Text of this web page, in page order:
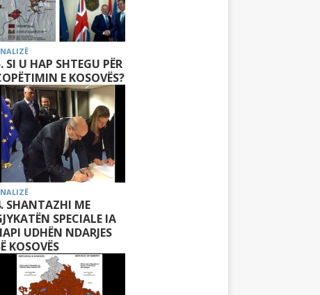
SI U HAP SHTEGU PËR
E KOSOVËS?
SHANTAZHI ME
SPECIALE IA
UDHËN NDARJES
KOSOVËS